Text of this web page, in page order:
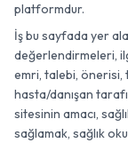
platformdur.
İş bu sayfada yer
değerlendirmeleri,
emri, talebi, önerisi,
hasta/danışan
sitesinin amacı,
sağlamak, sağlık